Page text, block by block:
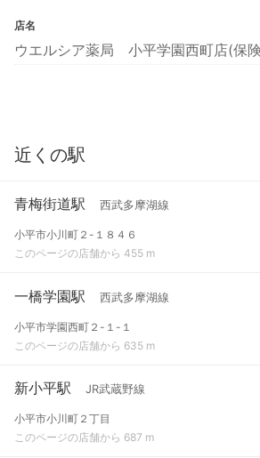
店名
ウエルシア薬局 小平学園西町店(保
近くの駅
青梅街道駅 西武多摩湖線
小平市小川町２-１８４６
このページの店舗から 455 m
一橋学園駅 西武多摩湖線
小平市学園西町２-１-１
このページの店舗から 635 m
新小平駅 JR武蔵野線
小平市小川町２丁目
このページの店舗から 687 m